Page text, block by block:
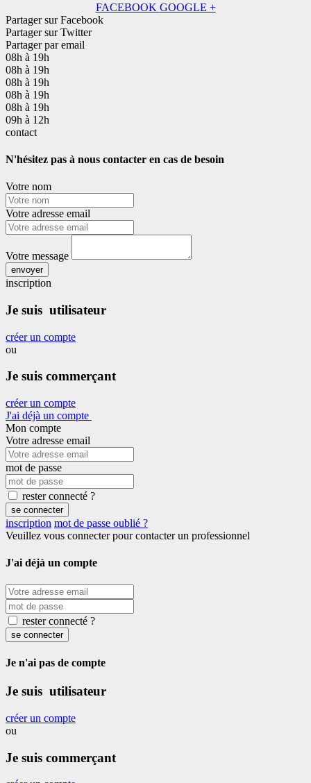
FACEBOOK GOOGLE +
Partager sur Facebook
Partager sur Twitter
Partager par email
08h à 19h
08h à 19h
08h à 19h
08h à 19h
08h à 19h
09h à 12h
contact
N'hésitez pas à nous contacter en cas de besoin
Votre nom
Votre adresse email
Votre message
envoyer
inscription
Je suis utilisateur
créer un compte
ou
Je suis commerçant
créer un compte
J'ai déjà un compte
Mon compte
Votre adresse email
mot de passe
rester connecté ?
se connecter
inscription mot de passe oublié ?
Veuillez vous connecter pour contacter un professionnel
J'ai déjà un compte
rester connecté ?
se connecter
Je n'ai pas de compte
Je suis utilisateur
créer un compte
ou
Je suis commerçant